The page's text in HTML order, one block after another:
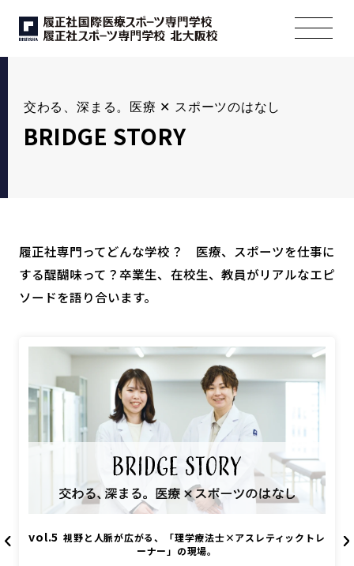
交わる、深まる。医療 ✕ スポーツのはなし
BRIDGE STORY
履正社専門ってどんな学校？ 医療、スポーツを仕事に
する醍醐味って？卒業生、在校生、教員がリアルなエピ
ソードを語り合います。
vol.5 視野と人脈が広がる、「理学療法士×アスレティックトレ
ーナー」の現場。
vol.4 お客様の身体を知る「手掛かり」は、多い方がいい。
vol.3 美容を入口に、気軽に鍼灸治療を試してほしい。
vol.2 柔道整復師として、スポーツを頑張る人を支える。
vol.1 学生の持ち味、将来を見据えたアルバイト・就職先を紹
介。